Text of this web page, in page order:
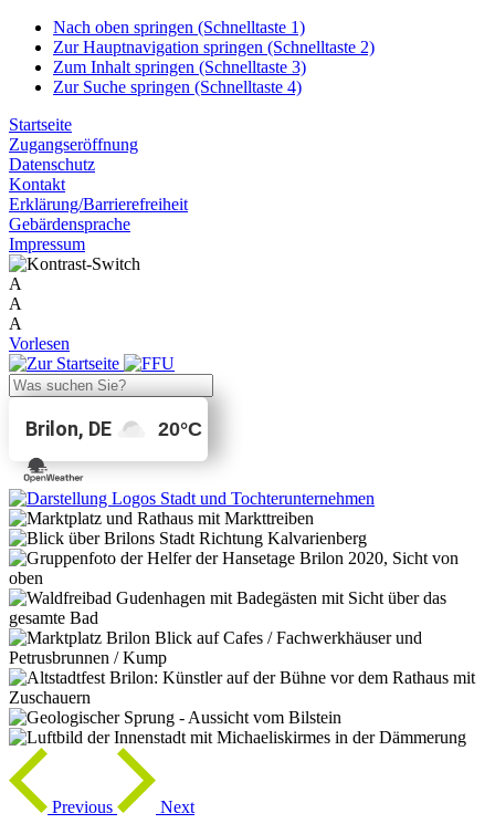
Nach oben springen (Schnelltaste 1)
Zur Hauptnavigation springen (Schnelltaste 2)
Zum Inhalt springen (Schnelltaste 3)
Zur Suche springen (Schnelltaste 4)
Startseite
Zugangseröffnung
Datenschutz
Kontakt
Erklärung/Barrierefreiheit
Gebärdensprache
Impressum
A
A
A
Vorlesen
Brilon, DE 20°C
Previous
Next